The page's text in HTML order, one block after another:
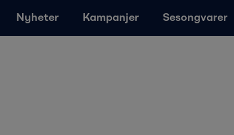
Nyheter Kampanjer Sesongvarer